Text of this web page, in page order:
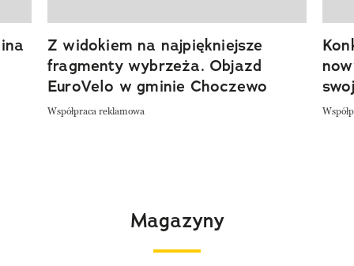
Z widokiem na najpiękniejsze
fragmenty wybrzeża. Objazd
EuroVelo w gminie Choczewo
Współpraca reklamowa
Magazyny